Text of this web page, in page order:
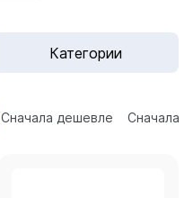
Категории
Сначала дешевле Сначала